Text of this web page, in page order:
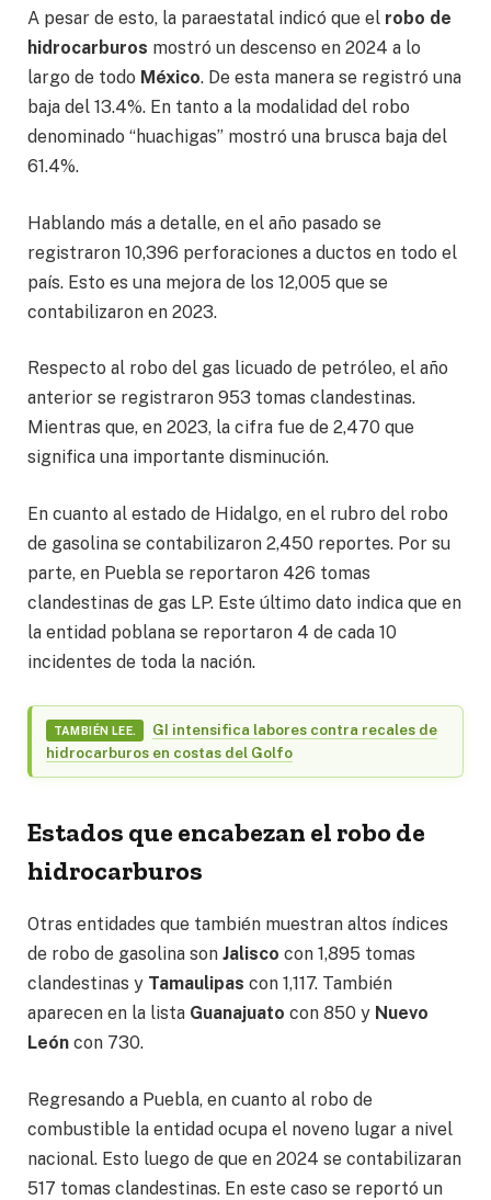
A pesar de esto, la paraestatal indicó que el robo de
hidrocarburos mostró un descenso en 2024 a lo
largo de todo México. De esta manera se registró una
baja del 13.4%. En tanto a la modalidad del robo
denominado “huachigas” mostró una brusca baja del
61.4%.
Hablando más a detalle, en el año pasado se
registraron 10,396 perforaciones a ductos en todo el
país. Esto es una mejora de los 12,005 que se
contabilizaron en 2023.
Respecto al robo del gas licuado de petróleo, el año
anterior se registraron 953 tomas clandestinas.
Mientras que, en 2023, la cifra fue de 2,470 que
significa una importante disminución.
En cuanto al estado de Hidalgo, en el rubro del robo
de gasolina se contabilizaron 2,450 reportes. Por su
parte, en Puebla se reportaron 426 tomas
clandestinas de gas LP. Este último dato indica que en
la entidad poblana se reportaron 4 de cada 10
incidentes de toda la nación.
TAMBIÉN LEE.
GI intensifica labores contra recales de
hidrocarburos en costas del Golfo
Estados que encabezan el robo de
hidrocarburos
Otras entidades que también muestran altos índices
de robo de gasolina son Jalisco con 1,895 tomas
clandestinas y Tamaulipas con 1,117. También
aparecen en la lista Guanajuato con 850 y Nuevo
León con 730.
Regresando a Puebla, en cuanto al robo de
combustible la entidad ocupa el noveno lugar a nivel
nacional. Esto luego de que en 2024 se contabilizaran
517 tomas clandestinas. En este caso se reportó un